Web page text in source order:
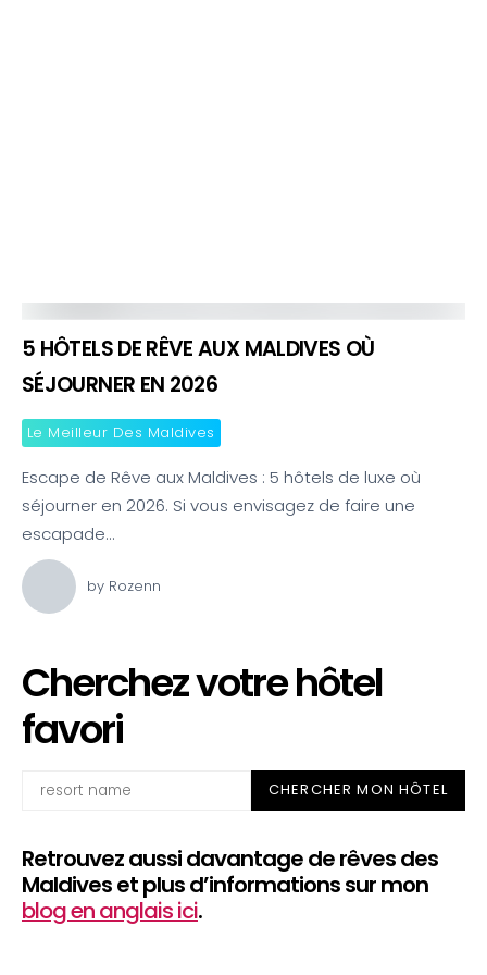
5 HÔTELS DE RÊVE AUX MALDIVES OÙ
SÉJOURNER EN 2026
Le Meilleur Des Maldives
Escape de Rêve aux Maldives : 5 hôtels de luxe où
séjourner en 2026. Si vous envisagez de faire une
escapade…
by Rozenn
Cherchez votre hôtel
favori
Rechercher CHERCHER MON HÔTEL
Retrouvez aussi davantage de rêves des
Maldives et plus d’informations sur mon
blog en anglais ici.